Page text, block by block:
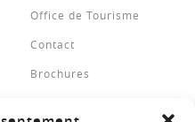
Office de Tourisme
Contact
Brochures